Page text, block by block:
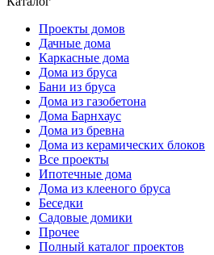
Проекты домов
Дачные дома
Каркасные дома
Дома из бруса
Бани из бруса
Дома из газобетона
Дома Барнхаус
Дома из бревна
Дома из керамических блоков
Все проекты
Ипотечные дома
Дома из клееного бруса
Беседки
Садовые домики
Прочее
Полный каталог проектов